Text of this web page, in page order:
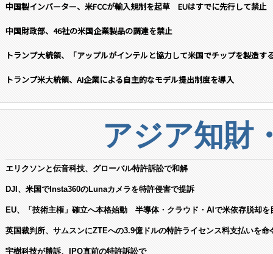
中国製インバーター、米FCCが輸入規制を起草 EUはすでに先行して禁止
中国財政部、46社の米国企業製品の調達を禁止
トランプ大統領、「アップルがインテルと協力して米国でチップを製造す
トランプ米大統領、AI企業による自主的なモデル提出制度を導入
アジア知財
エリクソンと伝音科技、グローバル特許訴訟で和解
DJI、米国でInsta360のLunaカメラを特許侵害で提訴
EU、「技術主権」確立へ本格始動 半導体・クラウド・AIで米依存脱却を
英国裁判所、サムスンにZTEへの3.9億ドルの特許ライセンス料支払いを命
宇樹科技が勝訴、IPO直前の特許訴訟で